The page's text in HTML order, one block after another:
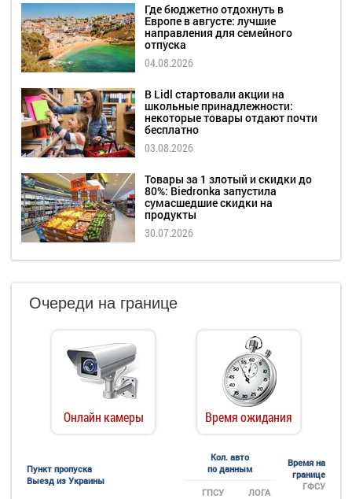
Где бюджетно отдохнуть в
Европе в августе: лучшие
направления для семейного
отпуска
04.08.2026
В Lidl стартовали акции на
школьные принадлежности:
некоторые товары отдают почти
бесплатно
03.08.2026
Товары за 1 злотый и скидки до
80%: Biedronka запустила
сумасшедшие скидки на
продукты
30.07.2026
Очереди на границе
Онлайн камеры Время ожидания
Пункт пропуска
Выезд из Украины
Кол. авто
по данным
Время на
границе
ГФСУ
ГПСУ ЛОГА